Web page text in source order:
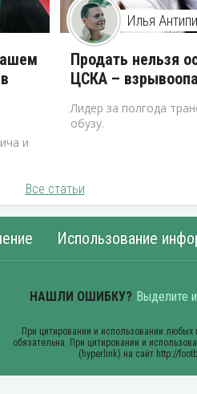
и
Илья
Продать нельзя
ЦСКА –
Лидер за полгода
обузу.
Все статьи
Использование